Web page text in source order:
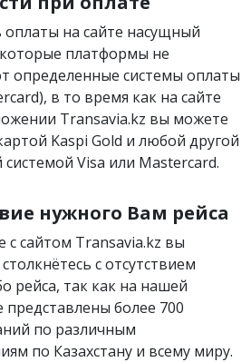
оплаты на сайте насущный
платформы не
определенные системы оплаты
в то время как на сайте
Transavia.kz вы можете
Kaspi Gold и любой другой
Visa или Mastercard.
нужного Вам рейса
с сайтом Transavia.kz вы
с отсутствием
рейса, так как на нашей
более 700
по различным
по Казахстану и всему миру.